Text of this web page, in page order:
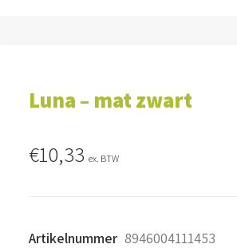
Luna – mat zwart
€10,33 ex. BTW
Artikelnummer 8946004111453